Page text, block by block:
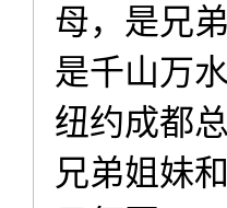
母，是兄
是千山万
纽约成都
兄弟姐妹